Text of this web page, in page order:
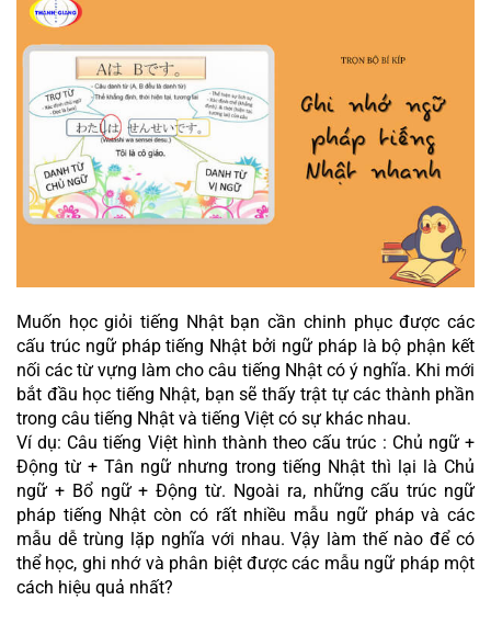
Muốn học giỏi tiếng Nhật bạn cần chinh phục được các
cấu trúc ngữ pháp tiếng Nhật bởi ngữ pháp là bộ phận kết
nối các từ vựng làm cho câu tiếng Nhật có ý nghĩa. Khi mới
bắt đầu học tiếng Nhật, bạn sẽ thấy trật tự các thành phần
trong câu tiếng Nhật và tiếng Việt có sự khác nhau.
Ví dụ: Câu tiếng Việt hình thành theo cấu trúc : Chủ ngữ +
Động từ + Tân ngữ nhưng trong tiếng Nhật thì lại là Chủ
ngữ + Bổ ngữ + Động từ. Ngoài ra, những cấu trúc ngữ
pháp tiếng Nhật còn có rất nhiều mẫu ngữ pháp và các
mẫu dễ trùng lặp nghĩa với nhau. Vậy làm thế nào để có
thể học, ghi nhớ và phân biệt được các mẫu ngữ pháp một
cách hiệu quả nhất?